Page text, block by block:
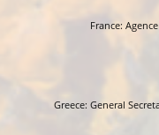
France:
Greece: General